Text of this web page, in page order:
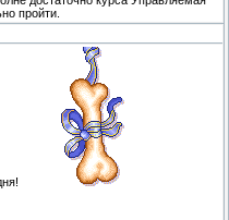
пройти.